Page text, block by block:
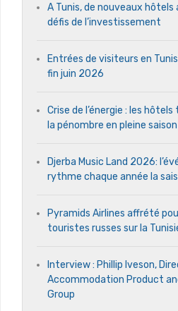
A Tunis, de nouveaux
défis de l’investissement
Entrées de visiteurs en
fin juin 2026
Crise de l’énergie : les
la pénombre en pleine
Djerba Music Land 2026:
rythme chaque année la
Pyramids Airlines affrété
touristes russes sur la
Interview : Phillip Iveson,
Accommodation Product
Group